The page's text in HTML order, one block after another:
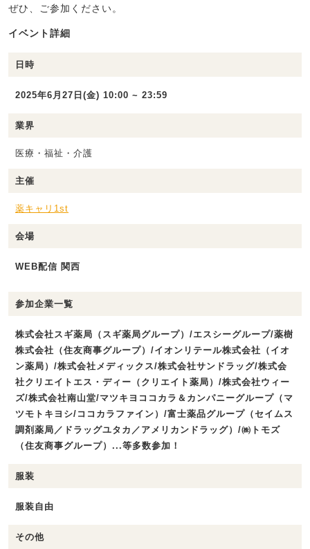
ぜひ、ご参加ください。
イベント詳細
日時
2025年6月27日(金) 10:00 ~ 23:59
業界
医療・福祉・介護
主催
薬キャリ1st
会場
WEB配信 関西
参加企業一覧
株式会社スギ薬局（スギ薬局グループ）/エスシーグループ/薬樹
株式会社（住友商事グループ）/イオンリテール株式会社（イオ
ン薬局）/株式会社メディックス/株式会社サンドラッグ/株式会
社クリエイトエス・ディー（クリエイト薬局）/株式会社ウィー
ズ/株式会社南山堂/マツキヨココカラ＆カンパニーグループ（マ
ツモトキヨシ/ココカラファイン）/富士薬品グループ（セイムス
調剤薬局／ドラッグユタカ／アメリカンドラッグ）/㈱トモズ
（住友商事グループ）...等多数参加！
服装
服装自由
その他